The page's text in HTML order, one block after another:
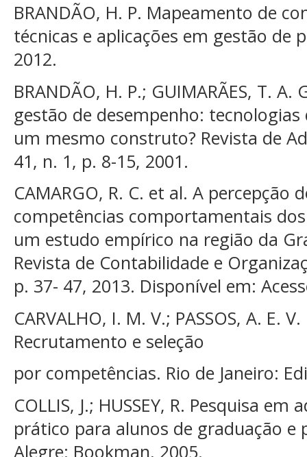
BRANDÃO, H. P. Mapeamento de
técnicas e aplicações em gestão de
2012.
BRANDÃO, H. P.; GUIMARÃES, T.
gestão de desempenho:
um mesmo construto? Revista de
41, n. 1, p. 8-15, 2001.
CAMARGO, R. C. et al. A percepção
competências comportamentais
um estudo empírico na região da
Revista de Contabilidade e
p. 37- 47, 2013. Disponível em:
CARVALHO, I. M. V.; PASSOS, A. E.
Recrutamento e seleção
por competências. Rio de Janeiro:
COLLIS, J.; HUSSEY, R. Pesquisa
prático para alunos de graduação e
Alegre: Bookman, 2005.